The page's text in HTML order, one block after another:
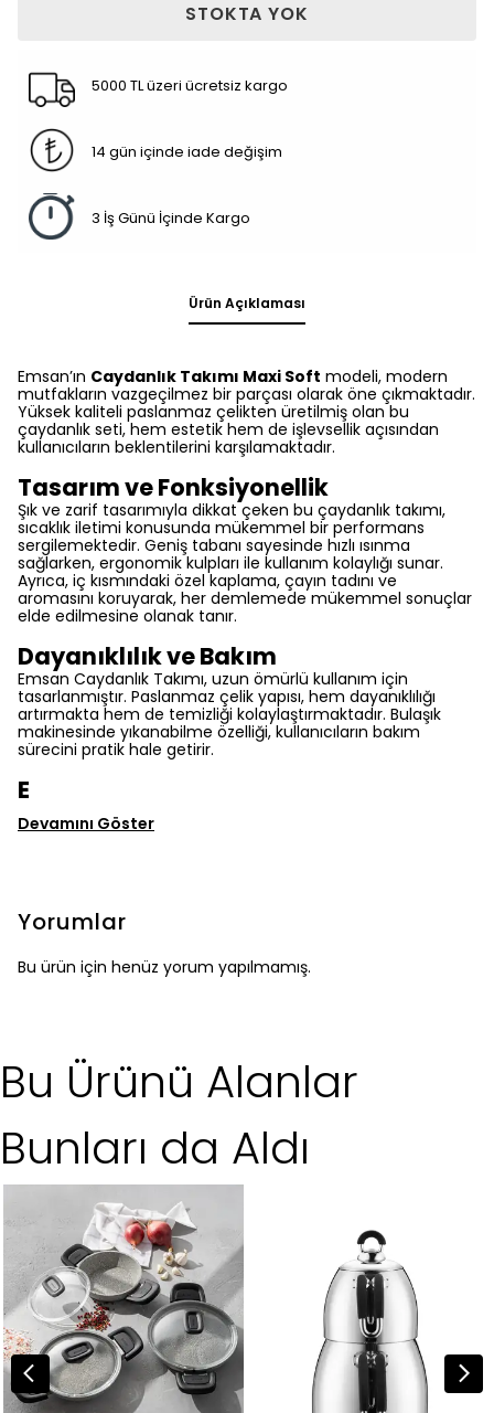
STOKTA YOK
5000 TL üzeri ücretsiz kargo
14 gün içinde iade değişim
3 İş Günü İçinde Kargo
Ürün Açıklaması
Emsan’ın Caydanlık Takımı Maxi Soft modeli, modern
mutfakların vazgeçilmez bir parçası olarak öne çıkmaktadır.
Yüksek kaliteli paslanmaz çelikten üretilmiş olan bu
çaydanlık seti, hem estetik hem de işlevsellik açısından
kullanıcıların beklentilerini karşılamaktadır.
Tasarım ve Fonksiyonellik
Şık ve zarif tasarımıyla dikkat çeken bu çaydanlık takımı,
sıcaklık iletimi konusunda mükemmel bir performans
sergilemektedir. Geniş tabanı sayesinde hızlı ısınma
sağlarken, ergonomik kulpları ile kullanım kolaylığı sunar.
Ayrıca, iç kısmındaki özel kaplama, çayın tadını ve
aromasını koruyarak, her demlemede mükemmel sonuçlar
elde edilmesine olanak tanır.
Dayanıklılık ve Bakım
Emsan Caydanlık Takımı, uzun ömürlü kullanım için
tasarlanmıştır. Paslanmaz çelik yapısı, hem dayanıklılığı
artırmakta hem de temizliği kolaylaştırmaktadır. Bulaşık
makinesinde yıkanabilme özelliği, kullanıcıların bakım
sürecini pratik hale getirir.
E
Devamını Göster
Yorumlar
Bu ürün için henüz yorum yapılmamış.
Bu Ürünü Alanlar
Bunları da Aldı